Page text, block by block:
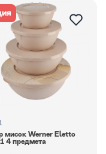
мисок Werner Eletto
4 предмета